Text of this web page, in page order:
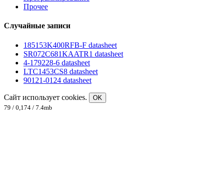
Прочее
Случайные записи
185153K400RFB-F datasheet
SR072C681KAATR1 datasheet
4-179228-6 datasheet
LTC1453CS8 datasheet
90121-0124 datasheet
Сайт использует cookies.
OK
79 / 0,174 / 7.4mb